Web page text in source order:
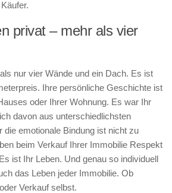
privat – mehr als vier
nur vier Wände und ein Dach. Es ist
Ihre persönliche Geschichte ist
oder Ihrer Wohnung. Es war Ihr
davon aus unterschiedlichsten
die emotionale Bindung ist nicht zu
beim Verkauf Ihrer Immobilie Respekt
ist Ihr Leben. Und genau so individuell
das Leben jeder Immobilie. Ob
Verkauf selbst.